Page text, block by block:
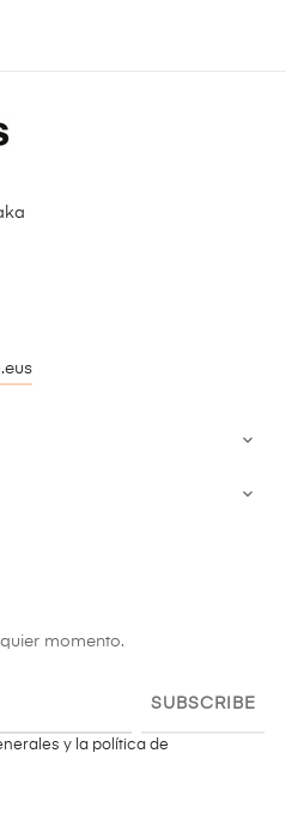


momento.
SUBSCRIBE
y la política de